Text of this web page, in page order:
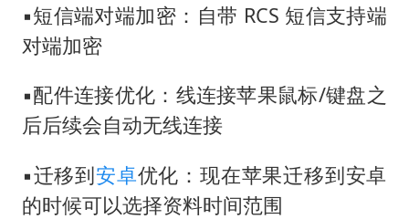
▪️短信端对端加密：自带 RCS 短信支持端
对端加密
▪️配件连接优化：线连接苹果鼠标/键盘之
后后续会自动无线连接
▪️迁移到安卓优化：现在苹果迁移到安卓
的时候可以选择资料时间范围